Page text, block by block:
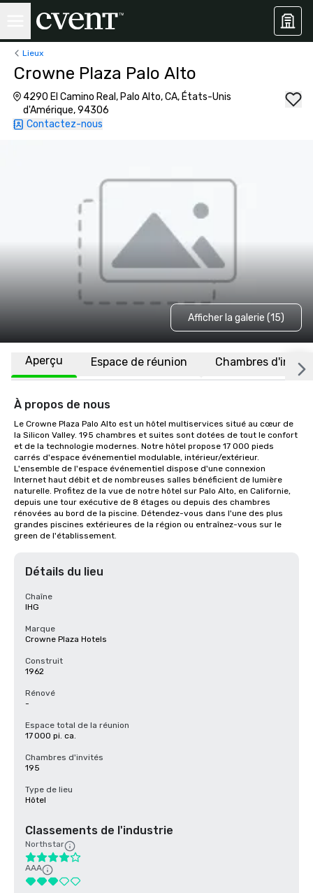
Lieux
Crowne Plaza Palo Alto
4290 El Camino Real, Palo Alto, CA, États-Unis
d'Amérique, 94306
Contactez-nous
Afficher la galerie (15)
Aperçu Espace de réunion Chambres
À propos de nous
Le Crowne Plaza Palo Alto est un hôtel multiservices situé au cœur de
la Silicon Valley. 195 chambres et suites sont dotées de tout le confort
et de la technologie modernes. Notre hôtel propose 17 000 pieds
carrés d'espace événementiel modulable, intérieur/extérieur.
L'ensemble de l'espace événementiel dispose d'une connexion
Internet haut débit et de nombreuses salles bénéficient de lumière
naturelle. Profitez de la vue de notre hôtel sur Palo Alto, en Californie,
depuis une tour exécutive de 8 étages ou depuis des chambres
rénovées au bord de la piscine. Détendez-vous dans l'une des plus
grandes piscines extérieures de la région ou entraînez-vous sur le
green de l'établissement.
Détails du lieu
Chaîne
IHG
Marque
Crowne Plaza Hotels
Construit
1962
Rénové
-
Espace total de la réunion
17 000 pi. ca.
Chambres d'invités
195
Type de lieu
Hôtel
Classements de l'industrie
Northstar
AAA